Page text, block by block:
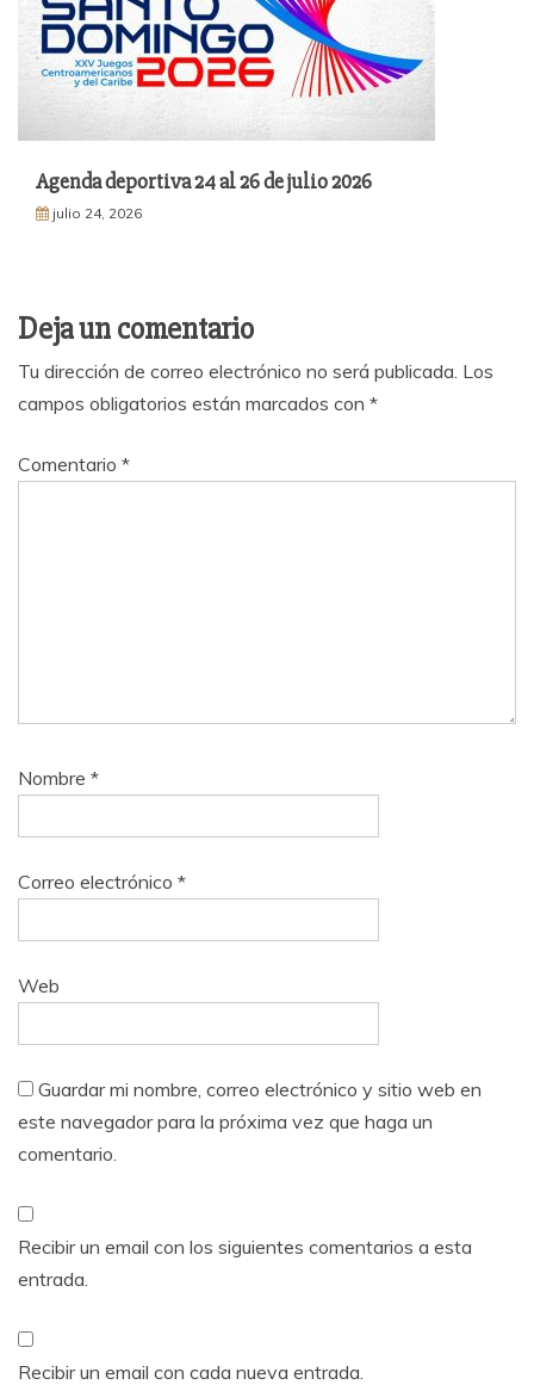
Agenda deportiva 24 al 26 de julio 2026
julio 24, 2026
Deja un comentario
Tu dirección de correo electrónico no será publicada. Los
campos obligatorios están marcados con *
Comentario *
Nombre *
Correo electrónico *
Web
Guardar mi nombre, correo electrónico y sitio web en
este navegador para la próxima vez que haga un
comentario.
Recibir un email con los siguientes comentarios a esta
entrada.
Recibir un email con cada nueva entrada.